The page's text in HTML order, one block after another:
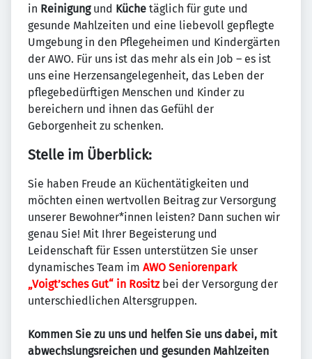
in Reinigungund Küche täglich für gute und
gesunde Mahlzeiten und eine liebevoll gepflegte
Umgebung in den Pflegeheimen und Kindergärten
der AWO. Für uns ist das mehr als ein Job – es ist
uns eine Herzensangelegenheit, das Leben der
pflegebedürftigen Menschen und Kinder zu
bereichern und ihnen das Gefühl der
Geborgenheit zu schenken.
Stelle im Überblick:
Sie haben Freude an Küchentätigkeiten und
möchten einen wertvollen Beitrag zur Versorgung
unserer Bewohner*innen leisten? Dann suchen wir
genau Sie! Mit Ihrer Begeisterung und
Leidenschaft für Essen unterstützen Sie unser
dynamisches Team im AWO Seniorenpark
„Voigt’sches Gut“ in Rositzbei der Versorgung der
unterschiedlichen Altersgruppen.
Kommen Sie zu uns und helfen Sie uns dabei, mit
abwechslungsreichen und gesunden Mahlzeiten